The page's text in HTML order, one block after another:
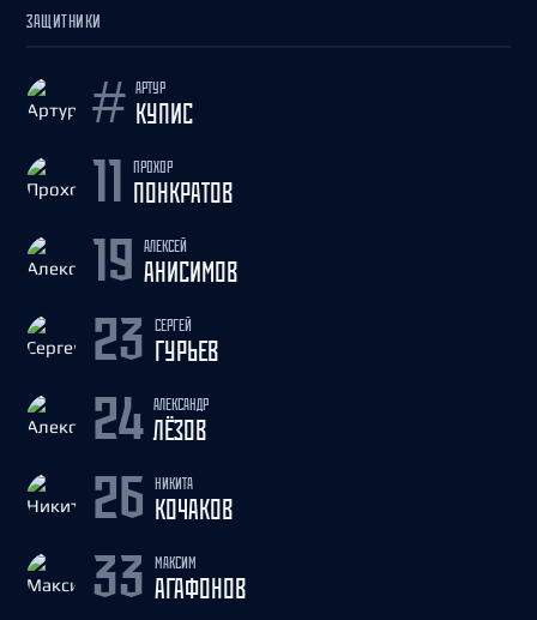
ЗАЩИТНИКИ
# АРТУР
КУПИС
ПРОХОР
ПОНКРАТОВ
19 АЛЕКСЕЙ
АНИСИМОВ
23 СЕРГЕЙ
ГУРЬЕВ
24 АЛЕКСАНДР
ЛЁЗОВ
26 НИКИТА
КОЧАКОВ
33 МАКСИМ
АГАФОНОВ